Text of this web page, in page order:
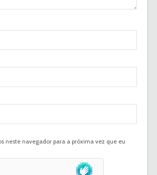
neste navegador para a próxima vez que eu